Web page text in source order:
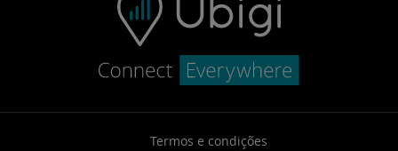
Termos e condições